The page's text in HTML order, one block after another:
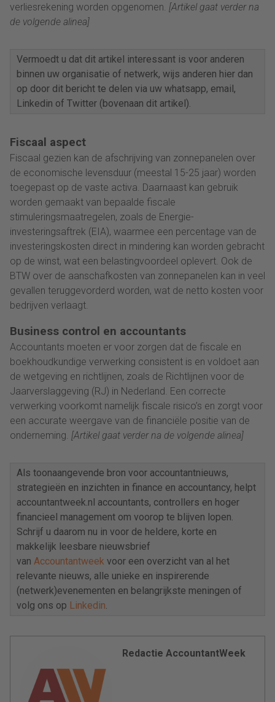
verliesrekening worden opgenomen. [Artikel gaat verder na
de volgende alinea]
Vermoedt u dat dit artikel interessant is voor anderen
binnen uw organisatie of netwerk, wijs anderen hier dan
op door dit bericht te delen via uw whatsapp, email,
Linkedin of Twitter (bovenaan dit artikel).
Fiscaal aspect
Fiscaal gezien kan de afschrijving van zonnepanelen over
de economische levensduur (meestal 15-25 jaar) worden
toegepast op de vaste activa. Daarnaast kan gebruik
worden gemaakt van bepaalde fiscale
stimuleringsmaatregelen, zoals de Energie-
investeringsaftrek (EIA), waarmee een percentage van de
investeringskosten direct in mindering kan worden gebracht
op de winst, wat een belastingvoordeel oplevert. Ook de
BTW over de aanschafkosten van zonnepanelen kan in veel
gevallen teruggevorderd worden, wat de netto kosten voor
bedrijven verlaagt.
Business control en accountants
Accountants moeten er voor zorgen dat de fiscale en
boekhoudkundige verwerking consistent is en voldoet aan
de wetgeving en richtlijnen, zoals de Richtlijnen voor de
Jaarverslaggeving (RJ) in Nederland. Een correcte
verwerking voorkomt namelijk fiscale risico’s en zorgt voor
een accurate weergave van de financiële positie van de
onderneming. [Artikel gaat verder na de volgende alinea]
Als toonaangevende bron voor accountantnieuws,
strategieën en inzichten in finance en accountancy, helpt
accountantweek.nl accountants, controllers en hoger
financieel management om voorop te blijven lopen.
Schrijf u daarom nu in voor de heldere, korte en
makkelijk leesbare nieuwsbrief
van Accountantweek voor een overzicht van al het
relevante nieuws, alle unieke en inspirerende
(netwerk)evenementen en belangrijkste meningen of
volg ons op Linkedin
Redactie AccountantWeek